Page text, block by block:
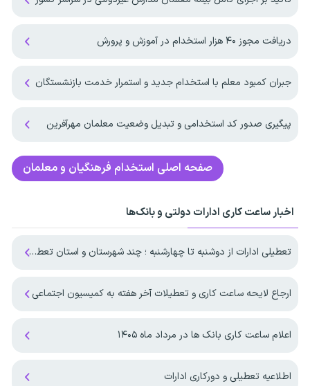
دریافت مجوز ۴۰ هزار استخدام در آموزش و پرورش
جبران کمبود معلم با استخدام جدید و استمرار خدمت بازنشستگان
پیگیری صدور کد استخدامی و تبدیل وضعیت معلمان مهرآفرین
صفحه اصلی استخدام فرهنگیان و معلمان
اخبار ساعت کاری ادارات دولتی و بانک‌ها
تعطیلی ادارات از دوشنبه تا چهارشنبه ؛ چند شهرستان و استان تعطیل شد
ارجاع لایحه ساعت کاری و تعطیلات آخر هفته به کمیسیون اجتماعی
اعلام ساعت کاری بانک ها در مرداد ماه ۱۴۰۵
اطلاعیه تعطیلی و دورکاری ادارات